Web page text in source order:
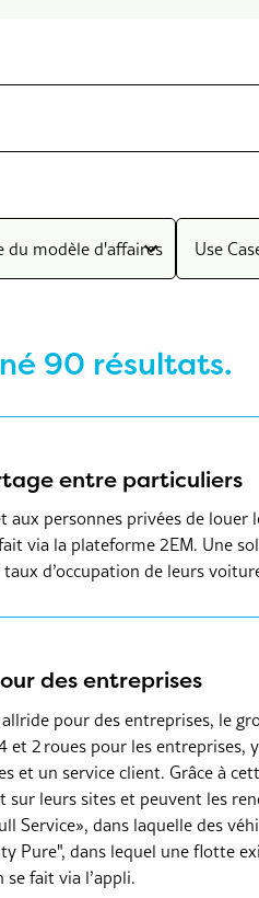
du modèle d'affaires Use
90 résultats.
entre particuliers
aux personnes privées de louer
via la plateforme 2EM. Une
d’occupation de leurs
des entreprises
allride pour des entreprises, le
et 2 roues pour les
et un service client. Grâce à
sur leurs sites et peuvent les
Service», dans laquelle des
Pure", dans lequel une flotte
se fait via l’appli.